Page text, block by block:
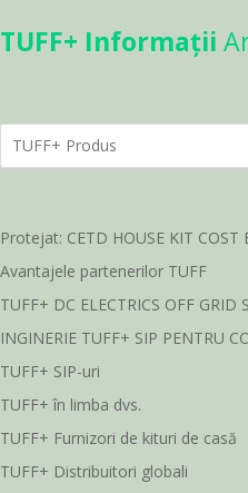
TUFF+ Informații
Protejat: CETD HOUSE KIT COST
Avantajele partenerilor TUFF
TUFF+ DC ELECTRICS OFF GRID
INGINERIE TUFF+ SIP PENTRU
TUFF+ SIP-uri
TUFF+ în limba dvs.
TUFF+ Furnizori de kituri de casă
TUFF+ Distribuitori globali